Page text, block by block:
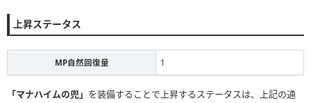
上昇ステータス
MP自然回復量 1
「マナハイムの兜」 を装備することで上昇するステータスは、上記の通